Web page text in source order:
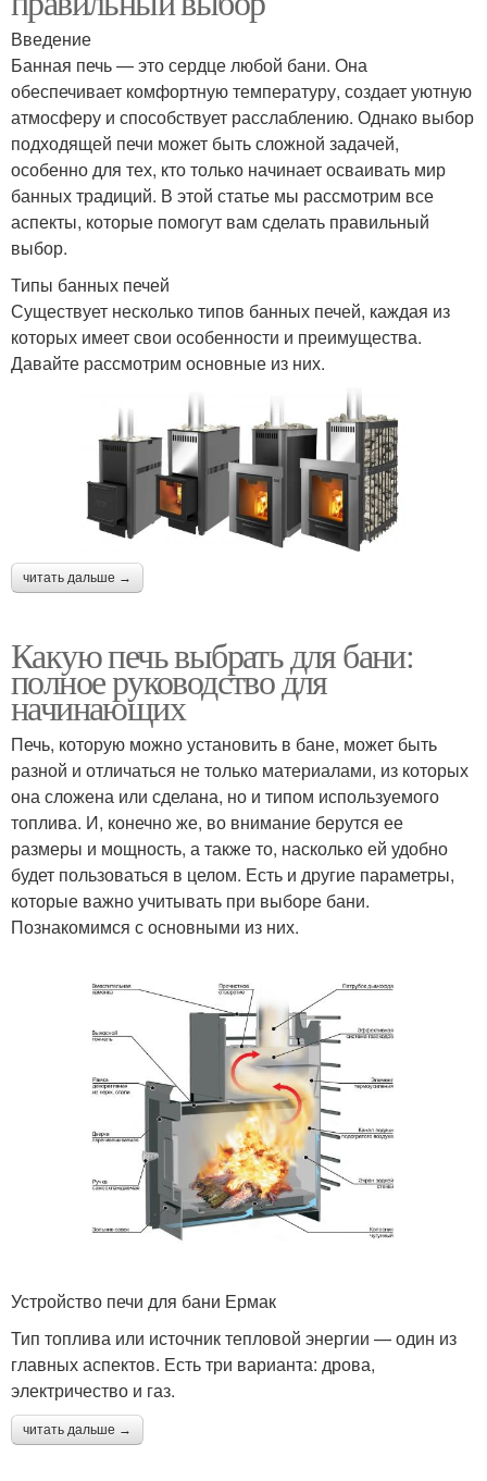
Введение
Банная печь — это сердце любой бани. Она
обеспечивает комфортную температуру, создает уютную
атмосферу и способствует расслаблению. Однако выбор
подходящей печи может быть сложной задачей,
особенно для тех, кто только начинает осваивать мир
банных традиций. В этой статье мы рассмотрим все
аспекты, которые помогут вам сделать правильный
выбор.
Типы банных печей
Существует несколько типов банных печей, каждая из
которых имеет свои особенности и преимущества.
Давайте рассмотрим основные из них.
читать дальше →
Какую печь выбрать для бани:
полное руководство для
начинающих
Печь, которую можно установить в бане, может быть
разной и отличаться не только материалами, из которых
она сложена или сделана, но и типом используемого
топлива. И, конечно же, во внимание берутся ее
размеры и мощность, а также то, насколько ей удобно
будет пользоваться в целом. Есть и другие параметры,
которые важно учитывать при выборе бани.
Познакомимся с основными из них.
Устройство печи для бани Ермак
Тип топлива или источник тепловой энергии — один из
главных аспектов. Есть три варианта: дрова,
электричество и газ.
читать дальше →